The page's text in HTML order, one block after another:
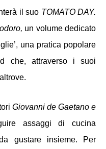
il suo TOMATO DAY.
un volume dedicato
una pratica popolare
che, attraverso i suoi
Giovanni de Gaetano e
assaggi di cucina
gustare insieme.
Per